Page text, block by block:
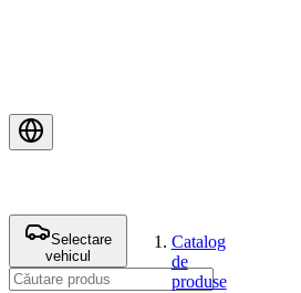
Selectare
vehicul
Catalog
de
produse